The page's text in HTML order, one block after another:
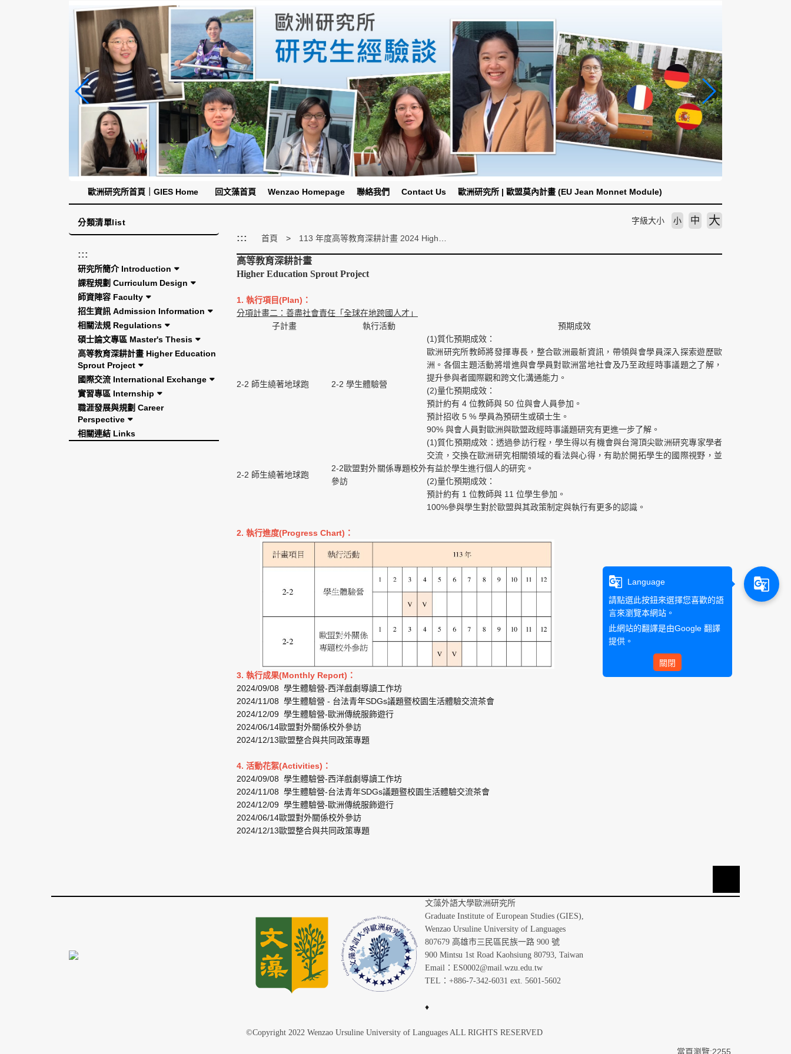
歐洲研究所首頁｜GIES Home 回文藻首頁 Wenzao Homepage 聯絡我們 Contact Us 歐洲研究所 | 歐盟莫內計畫 (EU Jean Monnet Module)
分類清單list
:::
研究所簡介 Introduction
課程規劃 Curriculum Design
師資陣容 Faculty
招生資訊 Admission Information
相關法規 Regulations
碩士論文專區 Master's Thesis
高等教育深耕計畫 Higher Education
Sprout Project
國際交流 International Exchange
實習專區 Internship
職涯發展與規劃 Career
Perspective
相關連結 Links
::: 首頁
字級大小 小 中 大
高等教育深耕計畫
Higher Education Sprout Project
1. 執行項目(Plan)：
分項計畫二：善盡社會責任「全球在地跨國人才」
子計畫
執行活動 預期成效
2-2 師生繞著地球跑 2-2 學生體驗營
(1)質化預期成效：
歐洲研究所教師將發揮專長，整合歐洲最新資訊，帶領與會學員深入探索遊歷歐
洲。各個主題活動將增進與會學員對歐洲當地社會及乃至政經時事議題之了解，
提升參與者國際觀和跨文化溝通能力。
(2)量化預期成效：
預計約有 4 位教師與 50 位與會人員參加。
預計招收 5 % 學員為預研生或碩士生。
90% 與會人員對歐洲與歐盟政經時事議題研究有更進一步了解。
2-2 師生繞著地球跑
2-2歐盟對外關係專題校外
參訪
(1)質化預期成效：透過參訪行程，學生得以有機會與台灣頂尖歐洲研究專家學者
交流，交換在歐洲研究相關領域的看法與心得，有助於開拓學生的國際視野，並
有益於學生進行個人的研究。
(2)量化預期成效：
預計約有 1 位教師與 11 位學生參加。
100%參與學生對於歐盟與其政策制定與執行有更多的認識。
2. 執行進度(Progress Chart)：
3. 執行成果(Monthly Report)：
2024/09/08 學生體驗營-西洋戲劇導讀工作坊
2024/11/08 學生體驗營 - 台法青年SDGs議題暨校園生活體驗交流茶會
2024/12/09 學生體驗營-歐洲傳統服飾遊行
2024/06/14歐盟對外關係校外參訪
2024/12/13歐盟整合與共同政策專題
4. 活動花絮(Activities)：
2024/09/08 學生體驗營-西洋戲劇導讀工作坊
2024/11/08 學生體驗營-台法青年SDGs議題暨校園生活體驗交流茶會
2024/12/09 學生體驗營-歐洲傳統服飾遊行
2024/06/14歐盟對外關係校外參訪
2024/12/13歐盟整合與共同政策專題
文藻外語大學歐洲研究所
Graduate Institute of European Studies (GIES),
Wenzao Ursuline University of Languages
807679 高雄市三民區民族一路 900 號
900 Mintsu 1st Road Kaohsiung 80793, Taiwan
Email：ES0002@mail.wzu.edu.tw
TEL：+886-7-342-6031 ext. 5601-5602
♦
©Copyright 2022 Wenzao Ursuline University of Languages ALL RIGHTS RESERVED
當頁瀏覽:2255
g_translate
Language
請點選此按鈕來選擇您喜歡的語
言來瀏覽本網站。
此網站的翻譯是由Google 翻譯
提供。
關閉
g_translate